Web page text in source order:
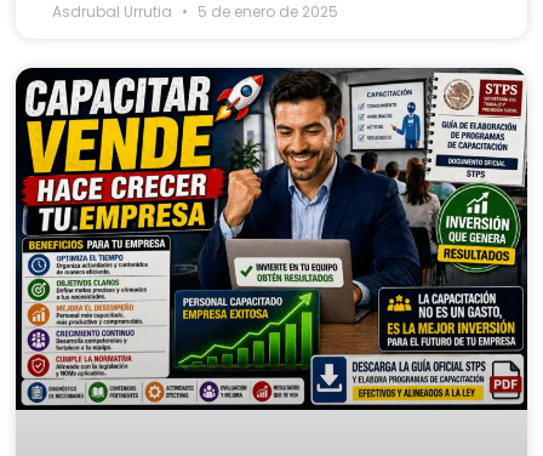
Asdrubal Urrutia 5 de enero de 2025